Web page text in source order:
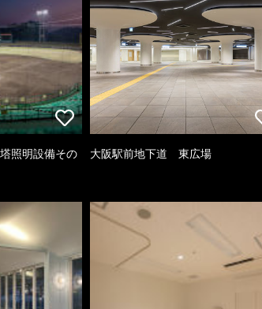
照明設備その
大阪駅前地下道 東広場